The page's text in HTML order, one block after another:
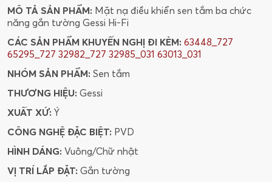
MÔ TẢ SẢN PHẨM: Mặt nạ điều khiển sen tắm ba chức
năng gắn tường Gessi Hi-Fi
CÁC SẢN PHẨM KHUYẾN NGHỊ ĐI KÈM: 63448_727
65295_727 32982_727 32985_031 63013_031
NHÓM SẢN PHẨM: Sen tắm
THƯƠNG HIỆU: Gessi
XUẤT XỨ: Ý
CÔNG NGHỆ ĐẶC BIỆT: PVD
HÌNH DÁNG: Vuông/Chữ nhật
VỊ TRÍ LẮP ĐẶT: Gắn tường